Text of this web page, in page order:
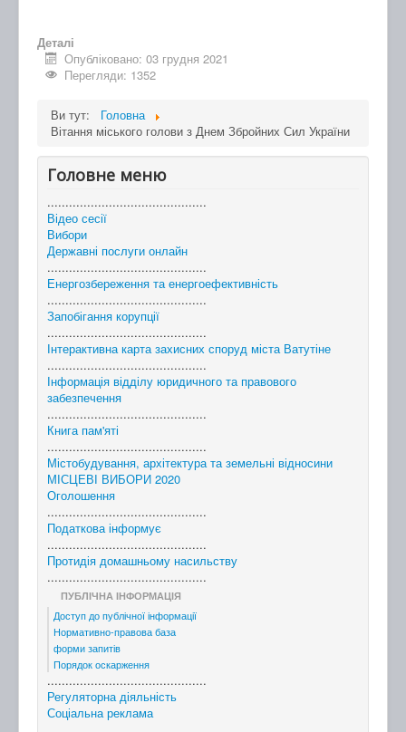
Деталі
Опубліковано: 03 грудня 2021
Перегляди: 1352
Ви тут:
Головна
Вітання міського голови з Днем Збройних Сил України
Головне меню
............................................
Відео сесії
Вибори
Державні послуги онлайн
............................................
Енергозбереження та енергоефективність
............................................
Запобігання корупції
............................................
Інтерактивна карта захисних споруд міста Ватутіне
............................................
Інформація відділу юридичного та правового
забезпечення
............................................
Книга пам'яті
............................................
Містобудування, архітектура та земельні відносини
МІСЦЕВІ ВИБОРИ 2020
Оголошення
............................................
Податкова інформує
............................................
Протидія домашньому насильству
............................................
ПУБЛІЧНА ІНФОРМАЦІЯ
Доступ до публічної інформації
Нормативно-правова база
форми запитів
Порядок оскарження
............................................
Регуляторна діяльність
Соціальна реклама